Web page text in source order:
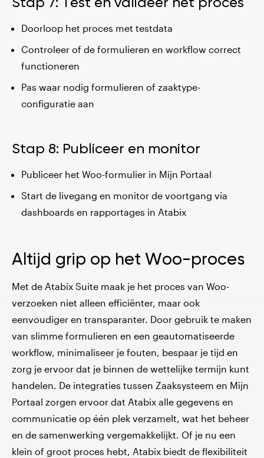
Doorloop het proces met testdata
Controleer of de formulieren en workflow correct
functioneren
Pas waar nodig formulieren of zaaktype-
configuratie aan
Stap 8: Publiceer en monitor
Publiceer het Woo-formulier in Mijn Portaal
Start de livegang en monitor de voortgang via
dashboards en rapportages in Atabix
Altijd grip op het Woo-proces
Met de Atabix Suite maak je het proces van Woo-
verzoeken niet alleen efficiënter, maar ook
eenvoudiger en transparanter. Door gebruik te maken
van slimme formulieren en een geautomatiseerde
workflow, minimaliseer je fouten, bespaar je tijd en
zorg je ervoor dat je binnen de wettelijke termijn kunt
handelen. De integraties tussen Zaaksysteem en Mijn
Portaal zorgen ervoor dat Atabix alle gegevens en
communicatie op één plek verzamelt, wat het beheer
en de samenwerking vergemakkelijkt. Of je nu een
klein of groot proces hebt, Atabix biedt de flexibiliteit